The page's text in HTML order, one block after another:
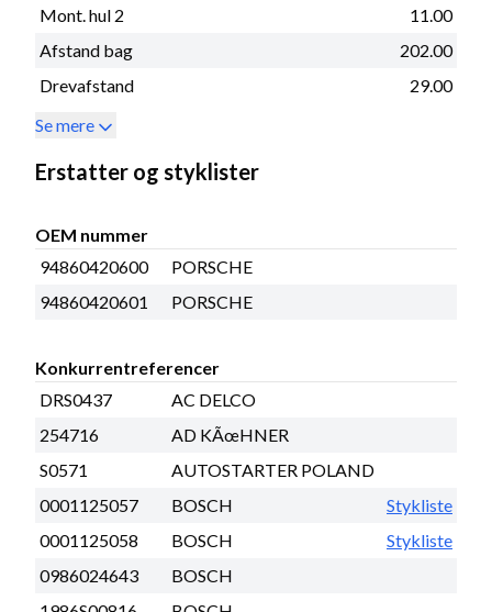
Mont. hul 2
11.00
Afstand bag
202.00
Drevafstand
29.00
Se mere
Erstatter og styklister
OEM nummer
94860420600
PORSCHE
94860420601
PORSCHE
Konkurrentreferencer
DRS0437
AC DELCO
254716
AD KÃœHNER
S0571
AUTOSTARTER POLAND
0001125057
BOSCH
Stykliste
0001125058
BOSCH
Stykliste
0986024643
BOSCH